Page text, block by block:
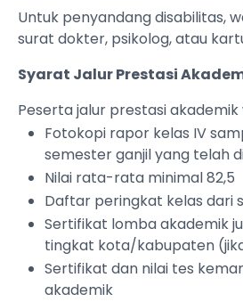
Untuk penyandang disabilitas,
surat dokter, psikolog, atau
Syarat Jalur Prestasi
Peserta jalur prestasi
Fotokopi rapor kelas IV
semester ganjil yang telah
Nilai rata-rata minimal 82,5
Daftar peringkat kelas dari
Sertifikat lomba akademik
tingkat kota/kabupaten
Sertifikat dan nilai tes
akademik